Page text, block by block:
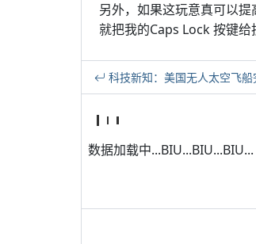
另外，如果这玩意真可以
就把我的Caps Lock 按键给
科技新知：美国无人太空飞
数据加载中...BIU...BIU...BIU...